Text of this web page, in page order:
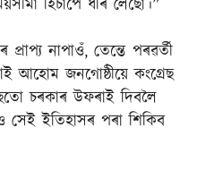
হিচাপে ধৰি লৈছোঁ।”
নাপাওঁ, তেন্তে পৰৱৰ্তী
আহোম জনগোষ্ঠীয়ে কংগ্ৰেছ
চৰকাৰ উফৰাই দিবলৈ
সেই ইতিহাসৰ পৰা শিকিব